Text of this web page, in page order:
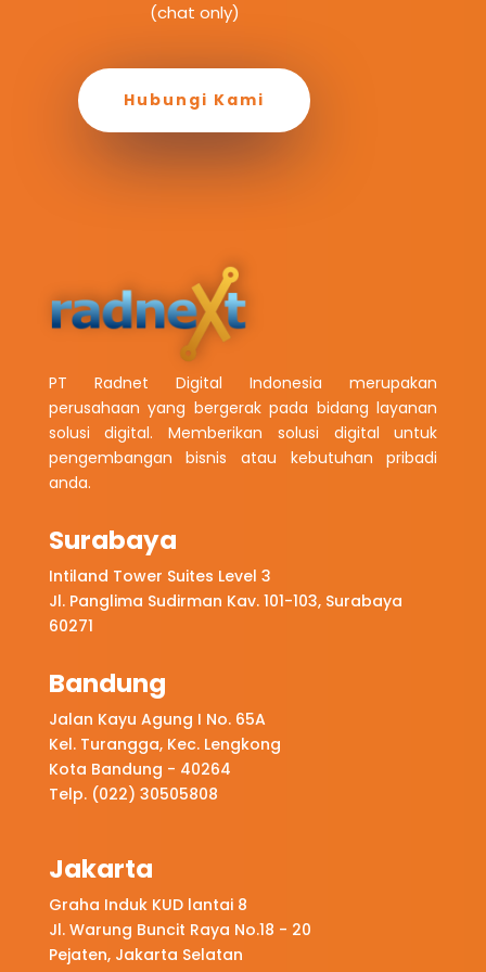
(chat only)
Hubungi Kami
PT Radnet Digital Indonesia merupakan
perusahaan yang bergerak pada bidang layanan
solusi digital. Memberikan solusi digital untuk
pengembangan bisnis atau kebutuhan pribadi
anda.
Surabaya
Intiland Tower Suites Level 3
Jl. Panglima Sudirman Kav. 101-103, Surabaya
60271
Bandung
Jalan Kayu Agung I No. 65A
Kel. Turangga, Kec. Lengkong
Kota Bandung - 40264
Telp. (022) 30505808
Jakarta
Graha Induk KUD lantai 8
Jl. Warung Buncit Raya No.18 - 20
Pejaten, Jakarta Selatan